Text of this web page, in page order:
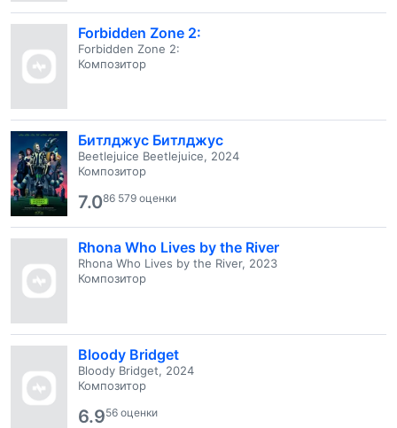
Forbidden Zone 2:
Forbidden Zone 2:
Композитор
Битлджус Битлджус
Beetlejuice Beetlejuice, 2024
Композитор
7.086 579 оценки
Rhona Who Lives by the River
Rhona Who Lives by the River, 2023
Композитор
Bloody Bridget
Bloody Bridget, 2024
Композитор
6.956 оценки